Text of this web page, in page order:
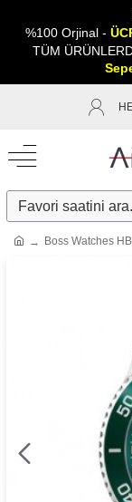
%100 Orjinal -
TÜM
Boss Watches